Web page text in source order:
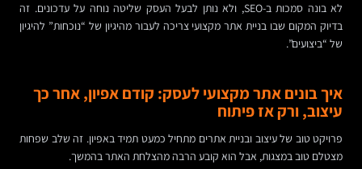
לא בונה סמכות ב-SEO, ולא נותן לבעל העסק שליטה נוחה על עדכונים. זה
בדיוק המקום שבו בניית אתר מקצועי צריכה לעבור מהיגיון של “נוכחות” להיגיון
של “ביצועים”.
איך בונים אתר מקצועי לעסק: קודם אפיון, אחר כך
עיצוב, ורק אז פיתוח
פרויקט טוב של עיצוב ובניית אתרים מתחיל כמעט תמיד באפיון. זה שלב שפחות
מצטלם טוב במצגות, אבל הוא קובע הרבה מהצלחת האתר בהמשך.